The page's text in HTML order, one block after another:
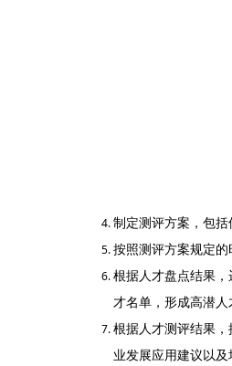
制定测评方案，包
按照测评方案规定
根据人才盘点结果
才名单，形成高潜人
根据人才测评结果
业发展应用建议以